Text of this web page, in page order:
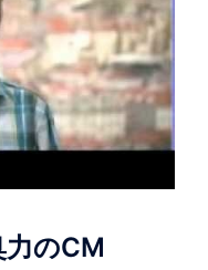
のCM